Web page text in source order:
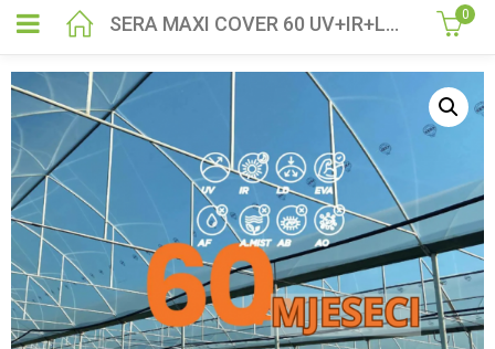
SERA MAXI COVER 60 UV+IR+LD+EVA+AF+AM+AB+AO 200 mic 6,5 metara širina 0